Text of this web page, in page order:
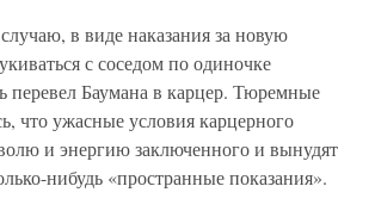
в виде наказания за новую
с соседом по одиночке
перевел Баумана в карцер. Тюремные
что ужасные условия карцерного
и энергию заключенного и вынудят
нибудь «пространные показания».